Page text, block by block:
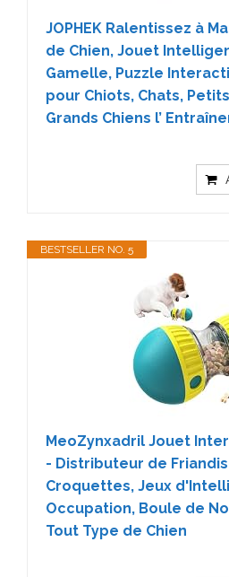
JOPHEK Ralentissez à
de Chien, Jouet
Gamelle, Puzzle
pour Chiots, Chats,
Grands Chiens l’
BESTSELLER NO. 5
MeoZynxadril Jouet
- Distributeur de
Croquettes, Jeux
Occupation, Boule de
Tout Type de Chien